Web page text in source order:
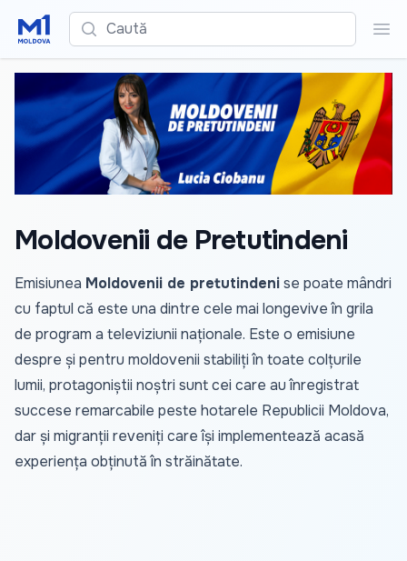
Caută
Moldovenii de Pretutindeni
Emisiunea Moldovenii de pretutindenise poate mândri
cu faptul că este una dintre cele mai longevive în grila
de program a televiziunii naționale. Este o emisiune
despre și pentru moldovenii stabiliți în toate colțurile
lumii, protagoniștii noștri sunt cei care au înregistrat
succese remarcabile peste hotarele Republicii Moldova,
dar și migranții reveniți care își implementează acasă
experiența obținută în străinătate.